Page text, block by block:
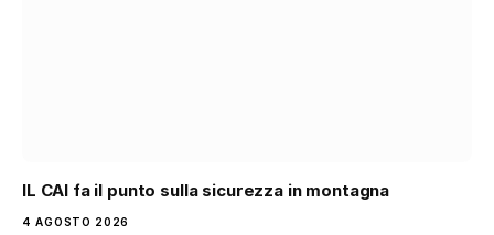
IL CAI fa il punto sulla sicurezza in montagna
4 AGOSTO 2026